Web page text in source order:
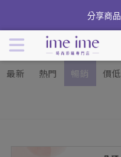
最新 熱門 暢銷 價低